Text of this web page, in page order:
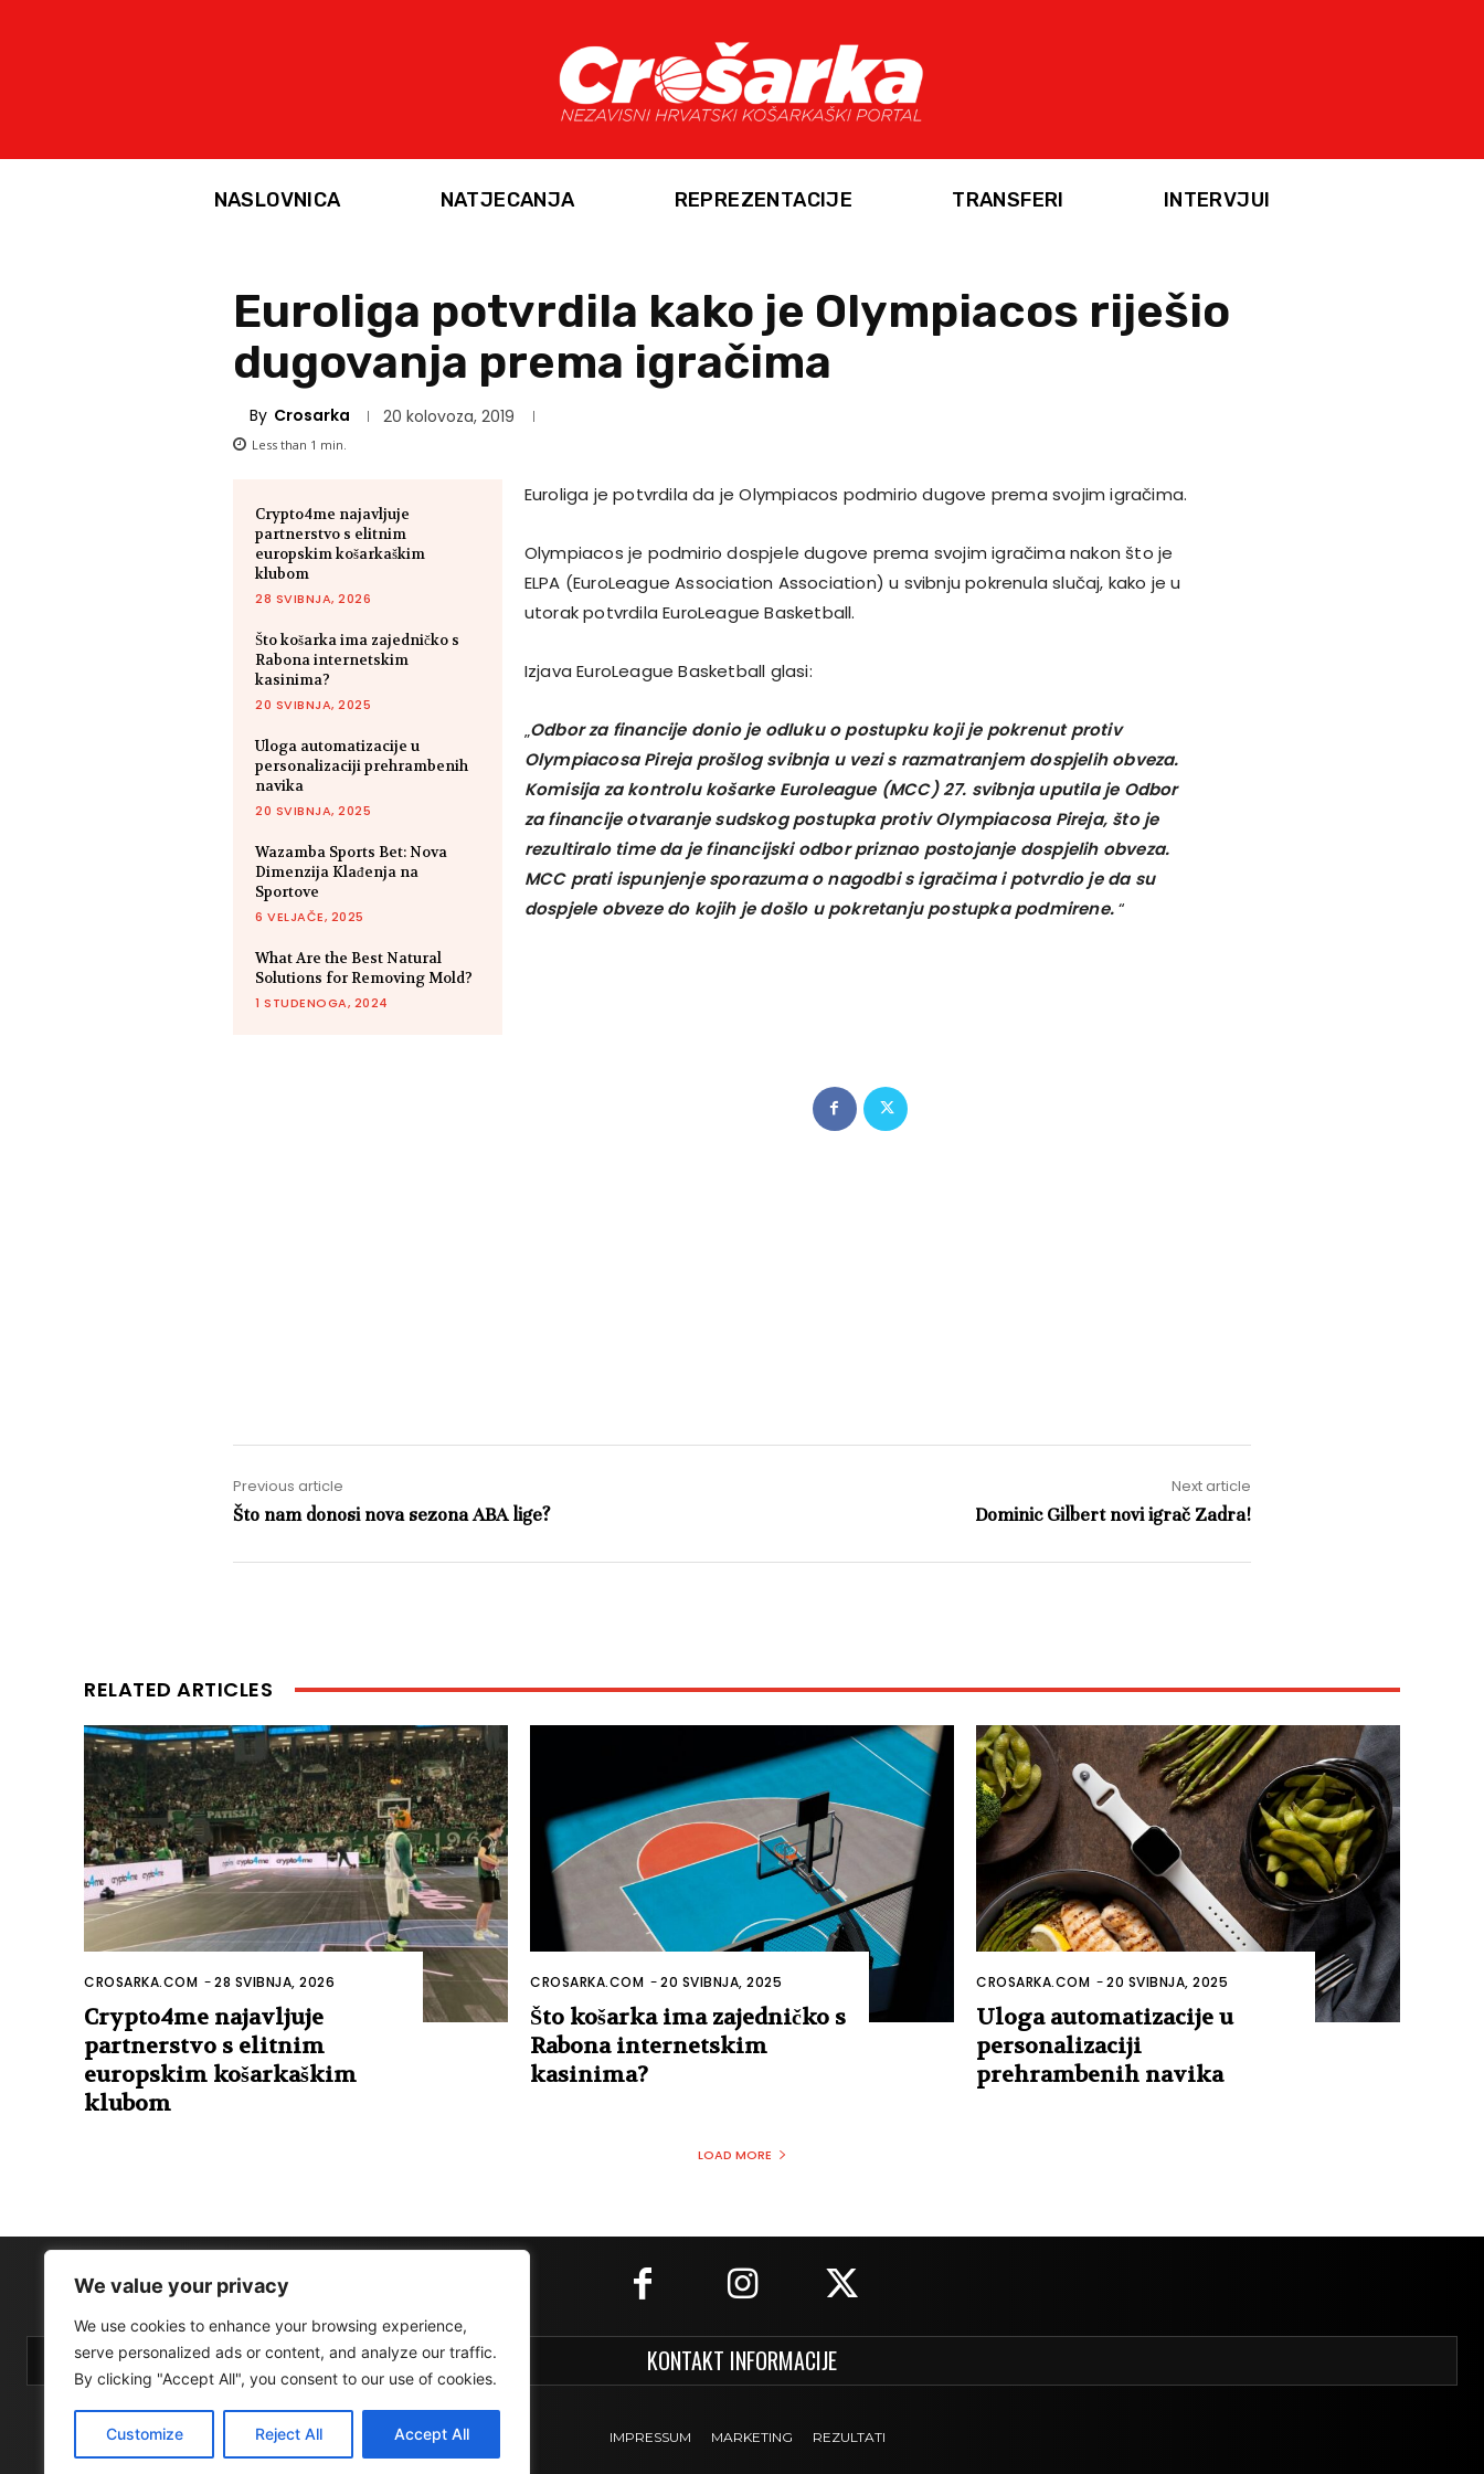
We value your privacy
We use cookies to enhance your browsing experience,
serve personalized ads or content, and analyze our traffic.
By clicking "Accept All", you consent to our use of cookies.
Customize Reject All Accept All
NASLOVNICA NATJECANJA REPREZENTACIJE TRANSFERI INTERVJUI
Euroliga potvrdila kako je Olympiacos riješio
dugovanja prema igračima
By Crosarka 20 kolovoza, 2019
Less than 1 min.
Crypto4me najavljuje
partnerstvo s elitnim
europskim košarkaškim
klubom
28 SVIBNJA, 2026
Što košarka ima zajedničko s
Rabona internetskim
kasinima?
20 SVIBNJA, 2025
Uloga automatizacije u
personalizaciji prehrambenih
navika
20 SVIBNJA, 2025
Wazamba Sports Bet: Nova
Dimenzija Klađenja na
Sportove
6 VELJAČE, 2025
What Are the Best Natural
Solutions for Removing Mold?
1 STUDENOGA, 2024
Euroliga je potvrdila da je Olympiacos podmirio dugove prema svojim igračima.
Olympiacos je podmirio dospjele dugove prema svojim igračima nakon što je
ELPA (EuroLeague Association Association) u svibnju pokrenula slučaj, kako je u
utorak potvrdila EuroLeague Basketball.
Izjava EuroLeague Basketball glasi:
„Odbor za financije donio je odluku o postupku koji je pokrenut protiv
Olympiacosa Pireja prošlog svibnja u vezi s razmatranjem dospjelih obveza.
Komisija za kontrolu košarke Euroleague (MCC) 27. svibnja uputila je Odbor
za financije otvaranje sudskog postupka protiv Olympiacosa Pireja, što je
rezultiralo time da je financijski odbor priznao postojanje dospjelih obveza.
MCC prati ispunjenje sporazuma o nagodbi s igračima i potvrdio je da su
dospjele obveze do kojih je došlo u pokretanju postupka podmirene.“
Previous article
Što nam donosi nova sezona ABA lige?
Next article
Dominic Gilbert novi igrač Zadra!
RELATED ARTICLES
CROSARKA.COM -28 SVIBNJA, 2026
Crypto4me najavljuje
partnerstvo s elitnim
europskim košarkaškim
klubom
CROSARKA.COM -20 SVIBNJA, 2025
Što košarka ima zajedničko s
Rabona internetskim
kasinima?
CROSARKA.COM -20 SVIBNJA, 2025
Uloga automatizacije u
personalizaciji
prehrambenih navika
LOAD MORE
KONTAKT INFORMACIJE
IMPRESSUM MARKETING REZULTATI